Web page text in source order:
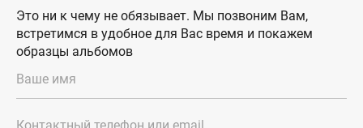
Это ни к чему не обязывает. Мы позвоним Вам,
встретимся в удобное для Вас время и покажем
образцы альбомов